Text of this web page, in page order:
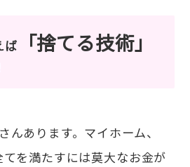
ば 「捨てる技術」
んあります。マイホーム、
を満たすには莫大なお金が